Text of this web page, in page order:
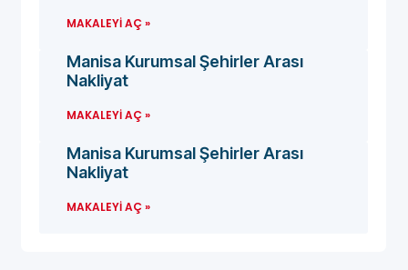
MAKALEYI AÇ »
Manisa Kurumsal Şehirler Arası
Nakliyat
MAKALEYI AÇ »
Manisa Kurumsal Şehirler Arası
Nakliyat
MAKALEYI AÇ »